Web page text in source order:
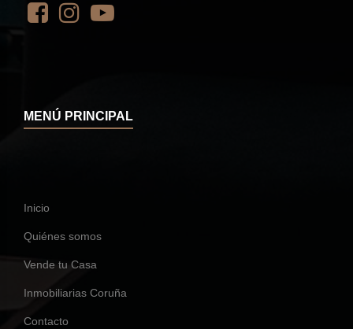
MENÚ PRINCIPAL
Inicio
Quiénes somos
Vende tu Casa
Inmobiliarias Coruña
Contacto